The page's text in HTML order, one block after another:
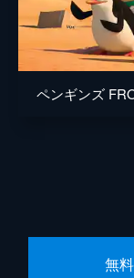
ペンギンズ
無